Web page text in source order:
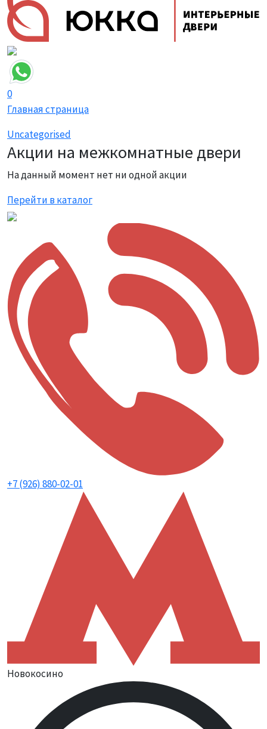
0
Главная страница
Uncategorised
Акции на межкомнатные двери
На данный момент нет ни одной акции
Перейти в каталог
+7 (926) 880-02-01
Новокосино